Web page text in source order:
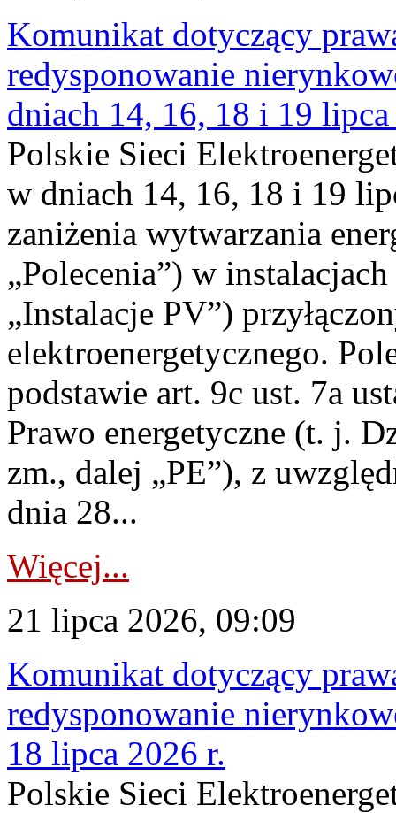
Komunikat dotyczący
redysponowanie
dniach 14, 16, 18 i 19
Polskie Sieci
w dniach 14, 16, 18 i 19
zaniżenia wytwarzania
„Polecenia”) w
„Instalacje PV”)
elektroenergetycznego.
podstawie art. 9c ust. 7a
Prawo energetyczne (t. j.
zm., dalej „PE”), z
dnia 28...
Więcej...
21 lipca 2026, 09:09
Komunikat dotyczący
redysponowanie
18 lipca 2026 r.
Polskie Sieci